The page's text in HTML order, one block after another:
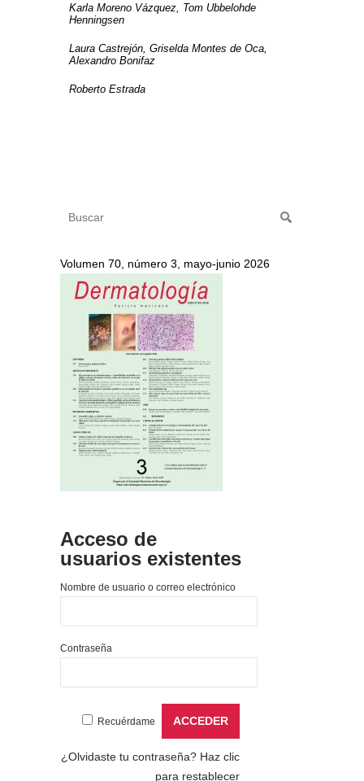
Karla Moreno Vázquez, Tom Ubbelohde
Henningsen
Laura Castrejón, Griselda Montes de Oca,
Alexandro Bonifaz
Roberto Estrada
Volumen 70, número 3, mayo-junio 2026
Acceso de
usuarios existentes
Nombre de usuario o correo electrónico
Contraseña
Recuérdame
¿Olvidaste tu contraseña? Haz clic
para restablecer